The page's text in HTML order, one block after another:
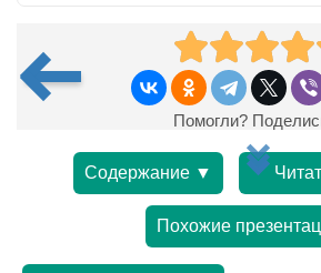
Помогли?
Содержание ▼
Похожие